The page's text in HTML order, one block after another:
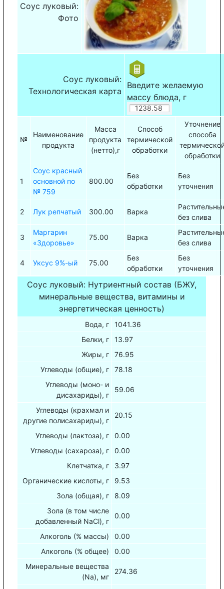
Соус луковый:
Фото
Соус луковый:
Технологическая карта
Введите желаемую
массу блюда, г
№
Наименование
продукта
Масса
продукта
(нетто),г
Способ
термической
обработки
Уточнение
способа
обработки
1
Соус красный
основной по
№ 759
800.00
Без
обработки
Без
уточнения
2 Лук репчатый 300.00 Варка
без слива
3
Маргарин
«Здоровье»
75.00 Варка
без слива
4 Уксус 9%-ый 75.00
Без
обработки
Без
уточнения
Соус луковый: Нутриентный состав (БЖУ,
минеральные вещества, витамины и
энергетическая ценность)
Вода, г
1041.36
Белки, г
13.97
Жиры, г
76.95
Углеводы (общие), г
78.18
Углеводы (моно- и
дисахариды), г
59.06
Углеводы (крахмал и
другие полисахариды), г
20.15
Углеводы (лактоза), г
0.00
Углеводы (сахароза), г
0.00
Клетчатка, г
3.97
Органические кислоты, г
9.53
Зола (общая), г
8.09
Зола (в том числе
добавленный NaCl), г
0.00
Алкоголь (% массы)
0.00
Алкоголь (% общее)
0.00
Минеральные вещества
(Na), мг
274.36